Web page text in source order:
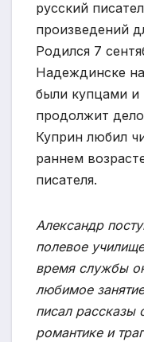
русский
произведений
Родился 7
Надеждинске
были купцами и
продолжит
Куприн любил
раннем
писателя.
Александр
полевое
время службы
любимое
писал рассказы
романтике и